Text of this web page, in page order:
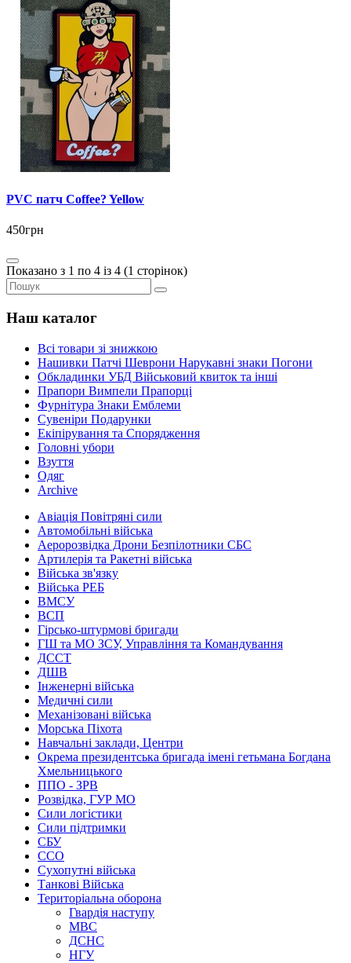
PVC патч Coffee? Yellow
450грн
Показано з 1 по 4 із 4 (1 сторінок)
Наш каталог
Всі товари зі знижкою
Нашивки Патчі Шеврони Нарукавні знаки Погони
Обкладинки УБД Військовий квиток та інші
Прапори Вимпели Прапорці
Фурнітура Знаки Емблеми
Сувеніри Подарунки
Екіпірування та Спорядження
Головні убори
Взуття
Одяг
Archive
Авіація Повітряні сили
Автомобільні війська
Аеророзвідка Дрони Безпілотники СБС
Артилерія та Ракетні війська
Війська зв'язку
Війська РЕБ
ВМСУ
ВСП
Гірсько-штурмові бригади
ГШ та МО ЗСУ, Управління та Командування
ДССТ
ДШВ
Інженерні війська
Медичні сили
Механізовані війська
Морська Піхота
Навчальні заклади, Центри
Окрема президентська бригада імені гетьмана Богдана
Хмельницького
ППО - ЗРВ
Розвідка, ГУР МО
Сили логістики
Сили підтримки
СБУ
ССО
Сухопутні війська
Танкові Війська
Територіальна оборона
Гвардія наступу
МВС
ДСНС
НГУ